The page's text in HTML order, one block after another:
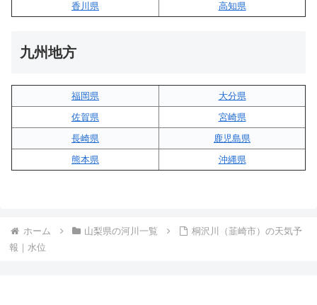
香川県
高知県
九州地方
福岡県
大分県
佐賀県
宮崎県
長崎県
鹿児島県
熊本県
沖縄県
ホーム 山梨県の河川一覧
桐沢川（韮崎市）の天気予
報｜水位